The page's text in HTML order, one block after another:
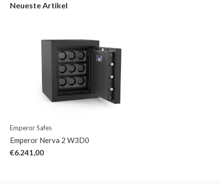
Neueste Artikel
Emperor Safes
Emperor Nerva 2 W3D0
€6.241,00